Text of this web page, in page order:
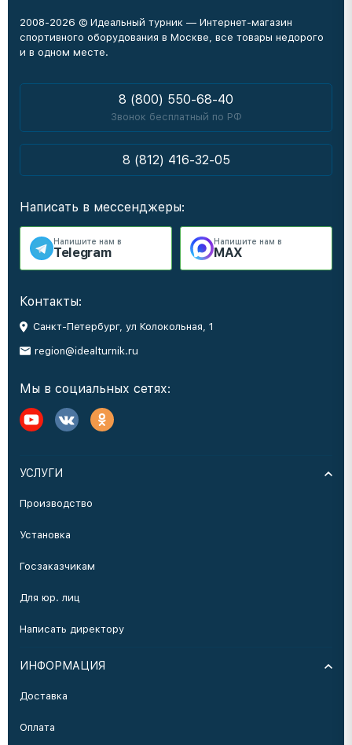
2008-2026 © Идеальный турник — Интернет-магазин
спортивного оборудования в Москве, все товары недорого
и в одном месте.
8 (800) 550-68-40
Звонок бесплатный по РФ
8 (812) 416-32-05
Написать в мессенджеры:
Напишите нам в
Telegram
Напишите нам в
MAX
Контакты:
Санкт-Петербург, ул Колокольная, 1
region@idealturnik.ru
Мы в социальных сетях:
УСЛУГИ
Производство
Установка
Госзаказчикам
Для юр. лиц
Написать директору
ИНФОРМАЦИЯ
Доставка
Оплата